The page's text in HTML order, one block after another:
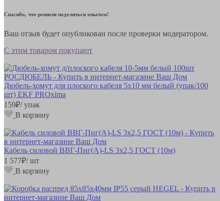
Спасибо, что решили поделиться опытом!
Ваш отзыв будет опубликован после проверки модератором.
С этим товаром покупают
Дюбель-хомут для плоского кабеля 5х10 мм белый (упак/100
шт) EKF PROxima
159₽/ упак
В корзину
Кабель силовой ВВГ-Пнг(А)-LS 3х2,5 ГОСТ (10м)
1 577₽/ шт
В корзину